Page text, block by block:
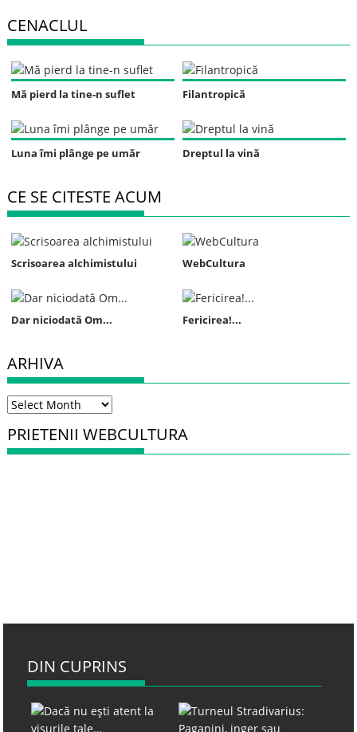
CENACLUL
Mă pierd la tine-n suflet Filantropică
Luna îmi plânge pe umăr Dreptul la vină
CE SE CITESTE ACUM
Scrisoarea alchimistului WebCultura
Dar niciodată Om... Fericirea!...
ARHIVA
Arhiva
PRIETENII WEBCULTURA
DIN CUPRINS